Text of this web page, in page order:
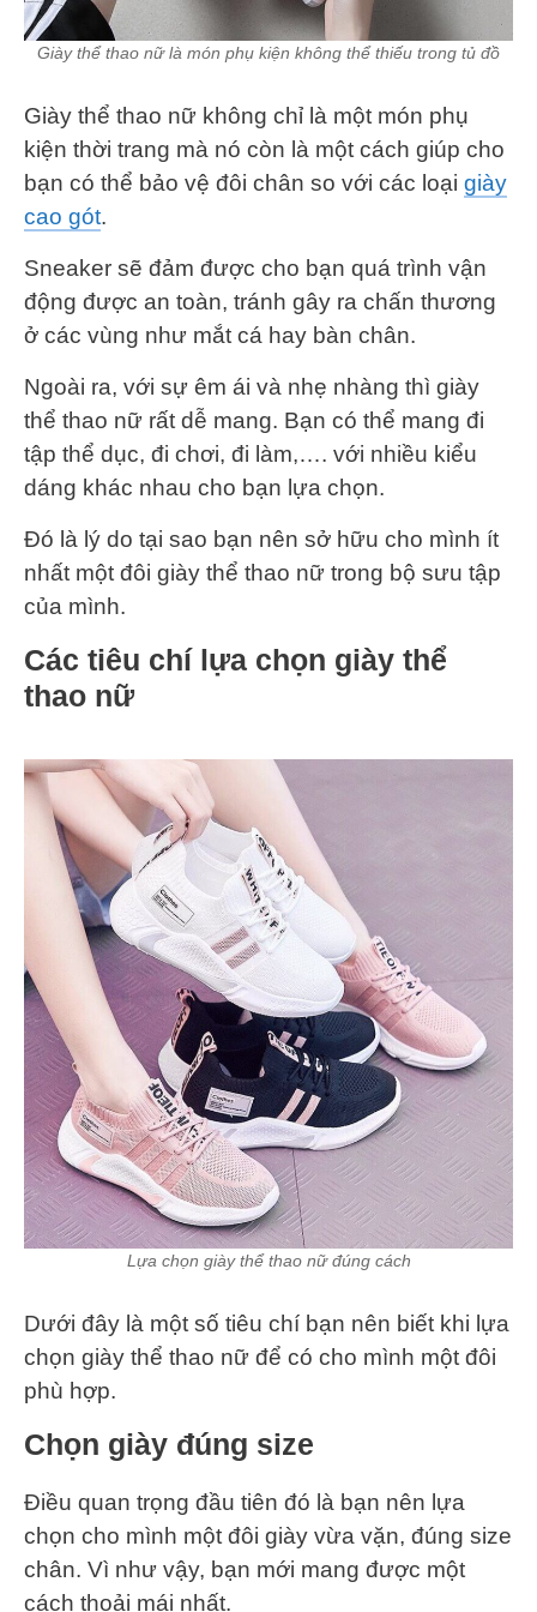
Giày thể thao nữ là món phụ kiện không thể thiếu trong tủ đồ
Giày thể thao nữ không chỉ là một món phụ
kiện thời trang mà nó còn là một cách giúp cho
bạn có thể bảo vệ đôi chân so với các loại giày
cao gót.
Sneaker sẽ đảm được cho bạn quá trình vận
động được an toàn, tránh gây ra chấn thương
ở các vùng như mắt cá hay bàn chân.
Ngoài ra, với sự êm ái và nhẹ nhàng thì giày
thể thao nữ rất dễ mang. Bạn có thể mang đi
tập thể dục, đi chơi, đi làm,…. với nhiều kiểu
dáng khác nhau cho bạn lựa chọn.
Đó là lý do tại sao bạn nên sở hữu cho mình ít
nhất một đôi giày thể thao nữ trong bộ sưu tập
của mình.
Các tiêu chí lựa chọn giày thể
thao nữ
Lựa chọn giày thể thao nữ đúng cách
Dưới đây là một số tiêu chí bạn nên biết khi lựa
chọn giày thể thao nữ để có cho mình một đôi
phù hợp.
Chọn giày đúng size
Điều quan trọng đầu tiên đó là bạn nên lựa
chọn cho mình một đôi giày vừa vặn, đúng size
chân. Vì như vậy, bạn mới mang được một
cách thoải mái nhất.